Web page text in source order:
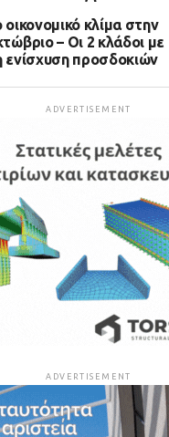
κλίμα στην
– Οι 2 κλάδοι με
ενίσχυση προσδοκιών
ADVERTISEMENT
ADVERTISEMENT